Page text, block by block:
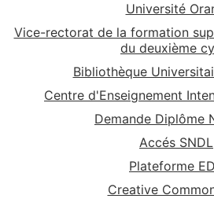
Université
Vice-rectorat de la formation
du deuxième
Bibliothèque
Centre d'Enseignement
Demande Diplôme
Accés SNDL
Plateforme
Creative